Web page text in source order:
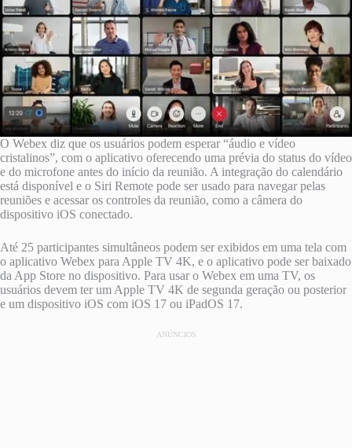
O Webex diz que os usuários podem esperar “áudio e vídeo
cristalinos”, com o aplicativo oferecendo uma prévia do status do vídeo
e do microfone antes do início da reunião. A integração do calendário
está disponível e o Siri Remote pode ser usado para navegar pelas
reuniões e acessar os controles da reunião, como a câmera do
dispositivo iOS conectado.
Até 25 participantes simultâneos podem ser exibidos em uma tela com
o aplicativo Webex para ‌Apple TV‌ 4K, e o aplicativo pode ser baixado
da App Store no dispositivo. Para usar o Webex em uma TV, os
usuários devem ter um ‌Apple TV‌ 4K de segunda geração ou posterior
e um dispositivo iOS com iOS 17 ou iPadOS 17.
ANÚNCIOS